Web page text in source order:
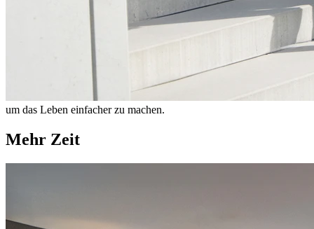
um das Leben einfacher zu machen.
Mehr Zeit